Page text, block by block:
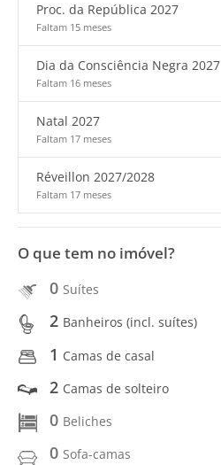
Proc. da República 2027
Faltam 15 meses
Dia da Consciência Negra 2027
Faltam 16 meses
Natal 2027
Faltam 17 meses
Réveillon 2027/2028
Faltam 17 meses
O que tem no imóvel?
0 Suítes
2 Banheiros (incl. suítes)
1 Camas de casal
2 Camas de solteiro
0 Beliches
0 Sofa-camas